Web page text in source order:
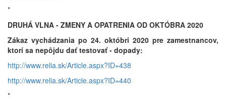
*
DRUHÁ VLNA - ZMENY A OPATRENIA OD OKTÓBRA 2020
Zákaz vychádzania po 24. októbri 2020 pre zamestnancov,
ktorí sa nepôjdu dať testovať - dopady:
http://www.relia.sk/Article.aspx?ID=438
http://www.relia.sk/Article.aspx?ID=440
*